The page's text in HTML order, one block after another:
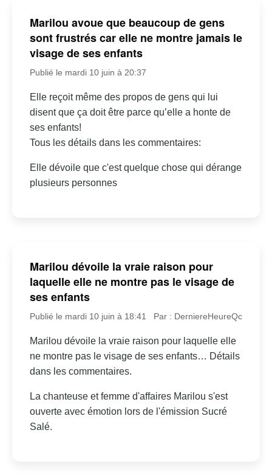
Marilou avoue que beaucoup de gens
sont frustrés car elle ne montre jamais le
visage de ses enfants
Publié le mardi 10 juin à 20:37
Elle reçoit même des propos de gens qui lui
disent que ça doit être parce qu’elle a honte de
ses enfants!
Tous les détails dans les commentaires:
Elle dévoile que c'est quelque chose qui dérange
plusieurs personnes
Marilou dévoile la vraie raison pour
laquelle elle ne montre pas le visage de
ses enfants
Publié le mardi 10 juin à 18:41 Par : DerniereHeureQc
Marilou dévoile la vraie raison pour laquelle elle
ne montre pas le visage de ses enfants… Détails
dans les commentaires.
La chanteuse et femme d'affaires Marilou s'est
ouverte avec émotion lors de l'émission Sucré
Salé.